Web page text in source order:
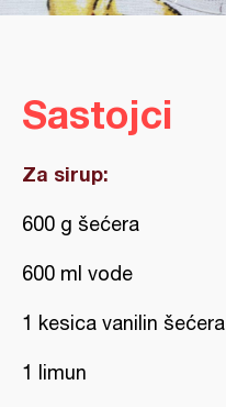
Sastojci
Za sirup:
600 g šećera
600 ml vode
1 kesica vanilin šećera
1 limun